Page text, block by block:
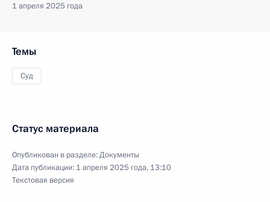
1 апреля 2025 года
Темы
Суд
Статус материала
Опубликован в разделе:Документы
Дата публикации: 1 апреля 2025 года, 13:10
Текстовая версия